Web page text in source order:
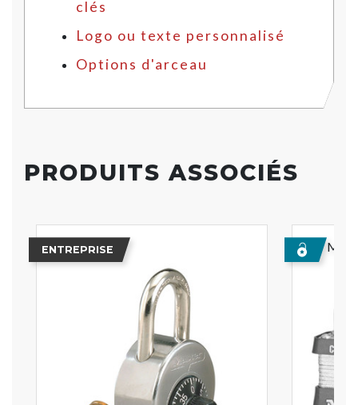
clés
Logo ou texte personnalisé
Options d'arceau
PRODUITS ASSOCIÉS
ENTREPRISE